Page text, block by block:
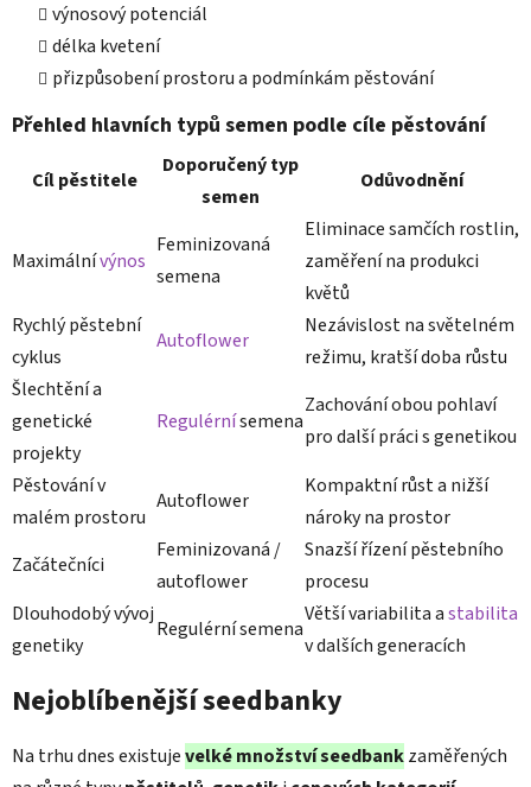
výnosový potenciál
délka kvetení
přizpůsobení prostoru a podmínkám pěstování
Přehled hlavních typů semen podle cíle pěstování
Cíl pěstitele
Doporučený typ
semen
Odůvodnění
Maximálnívýnos
Feminizovaná
semena
Eliminace samčích rostlin,
zaměření na produkci
květů
Rychlý pěstební
cyklus
Autoflower
Nezávislost na světelném
režimu, kratší doba růstu
Šlechtění a
genetické
projekty
Regulérnísemena
Zachování obou pohlaví
pro další práci s genetikou
Pěstování v
malém prostoru
Autoflower
Kompaktní růst a nižší
nároky na prostor
Začátečníci
Feminizovaná /
autoflower
Snazší řízení pěstebního
procesu
Dlouhodobý vývoj
genetiky
Regulérní semena
Větší variabilita astabilita
v dalších generacích
Nejoblíbenější seedbanky
Na trhu dnes existujevelké množství seedbankzaměřených